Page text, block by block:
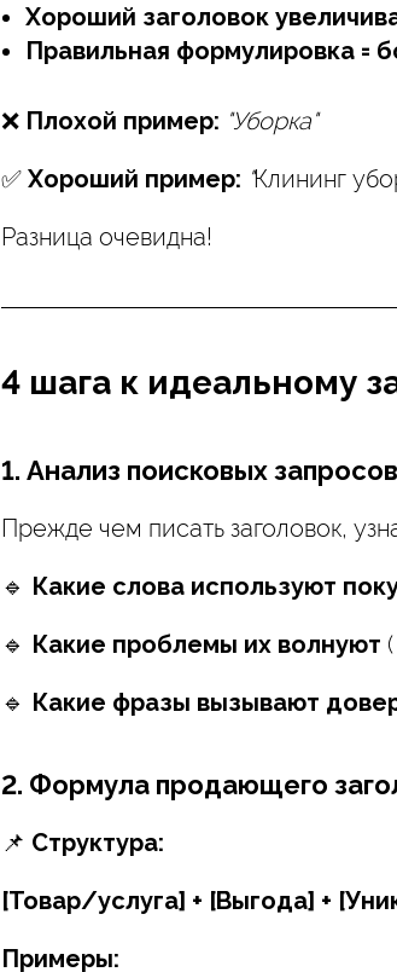
Хороший заголовок
Правильная формулировка =
❌ Плохой пример: "Уборка"
✅ Хороший пример: "Клининг
Разница очевидна!
4 шага к идеальному
1. Анализ поисковых запросов
Прежде чем писать заголовок,
🔹 Какие слова используют
🔹 Какие проблемы их волнуют (
🔹 Какие фразы вызывают
2. Формула продающего
📌 Структура:
[Товар/услуга] + [Выгода] +
Примеры: